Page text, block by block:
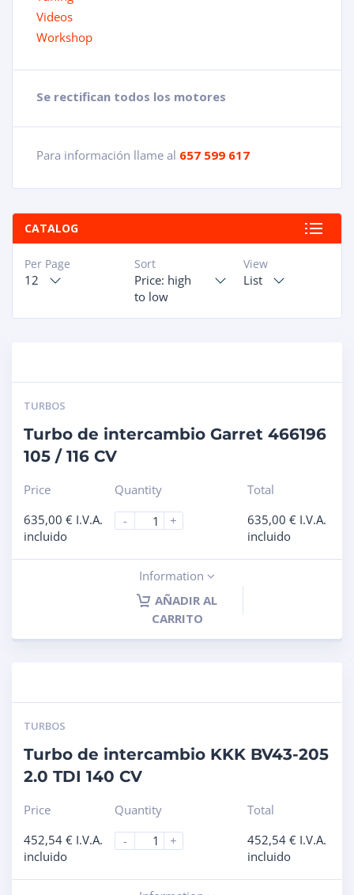
Videos
Workshop
Se rectifican todos los motores
Para información llame al 657 599 617
CATALOG
View
List
Sort
Price: high
to low
Per Page
12
TURBOS
Turbo de intercambio Garret 466196
105 / 116 CV
Price
635,00 € I.V.A.
incluido
Quantity
-
+
Total
635,00 € I.V.A.
incluido
Information
AÑADIR AL
CARRITO
TURBOS
Turbo de intercambio KKK BV43-205
2.0 TDI 140 CV
Price
452,54 € I.V.A.
incluido
Quantity
-
+
Total
452,54 € I.V.A.
incluido